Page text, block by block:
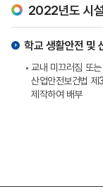
2022년도 시
학교 생활안전 및
교내 미끄러짐 또
산업안전보건법 제
제작하여 배부